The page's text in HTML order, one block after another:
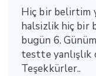
Hiç bir belirtim
halsizlik hiç bir
bugün 6.
testte yanlışlık
Teşekkürler..